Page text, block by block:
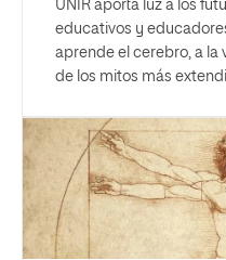
UNIR aporta luz a los
educativos y
aprende el cerebro, a la
de los mitos más